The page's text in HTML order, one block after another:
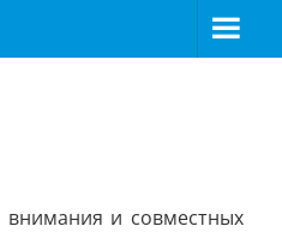
и совместных